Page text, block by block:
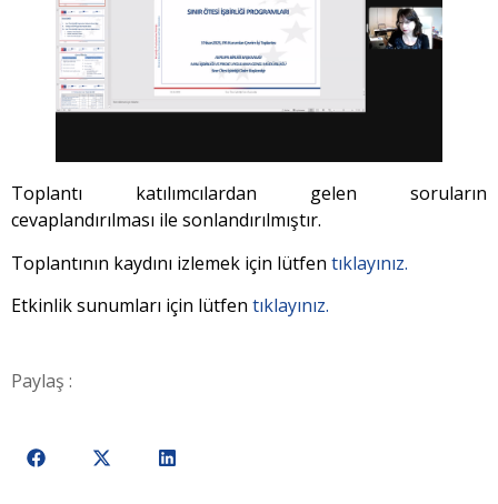
Toplantı katılımcılardan gelen soruların
cevaplandırılması ile sonlandırılmıştır.
Toplantının kaydını izlemek için lütfen tıklayınız.
Etkinlik sunumları için lütfen tıklayınız.
Paylaş :